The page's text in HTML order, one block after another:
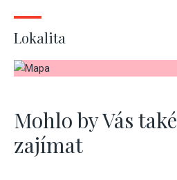
Lokalita
Mohlo by Vás také
zajímat